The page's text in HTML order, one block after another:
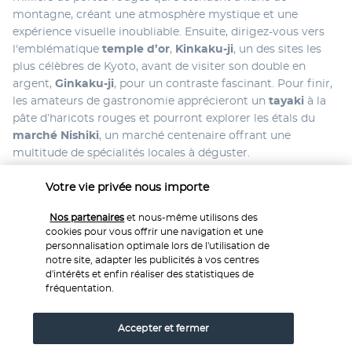
montagne, créant une atmosphère mystique et une
expérience visuelle inoubliable. Ensuite, dirigez-vous vers
l'emblématique temple d’or, Kinkaku-ji, un des sites les
plus célèbres de Kyoto, avant de visiter son double en
argent, Ginkaku-ji, pour un contraste fascinant. Pour finir,
les amateurs de gastronomie apprécieront un tayaki à la
marché Nishiki, un marché centenaire offrant une
multitude de spécialités locales à déguster.
Votre vie privée nous importe
Nos partenaires et nous-même utilisons des
cookies pour vous offrir une navigation et une
personnalisation optimale lors de l'utilisation de
notre site, adapter les publicités à vos centres
d'intérêts et enfin réaliser des statistiques de
fréquentation.
Accepter et fermer